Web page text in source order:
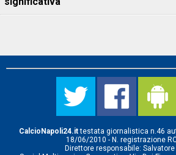
CalcioNapoli24.ittestata giornalistica n.46
18/06/2010 - N. registrazione
Direttore responsabile: